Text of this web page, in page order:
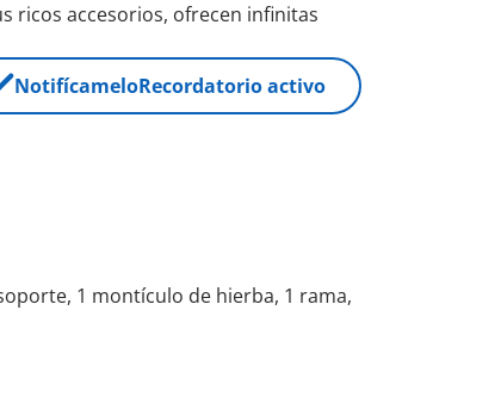
ricos accesorios, ofrecen infinitas
NotifícameloRecordatorio activo
1 montículo de hierba, 1 rama,